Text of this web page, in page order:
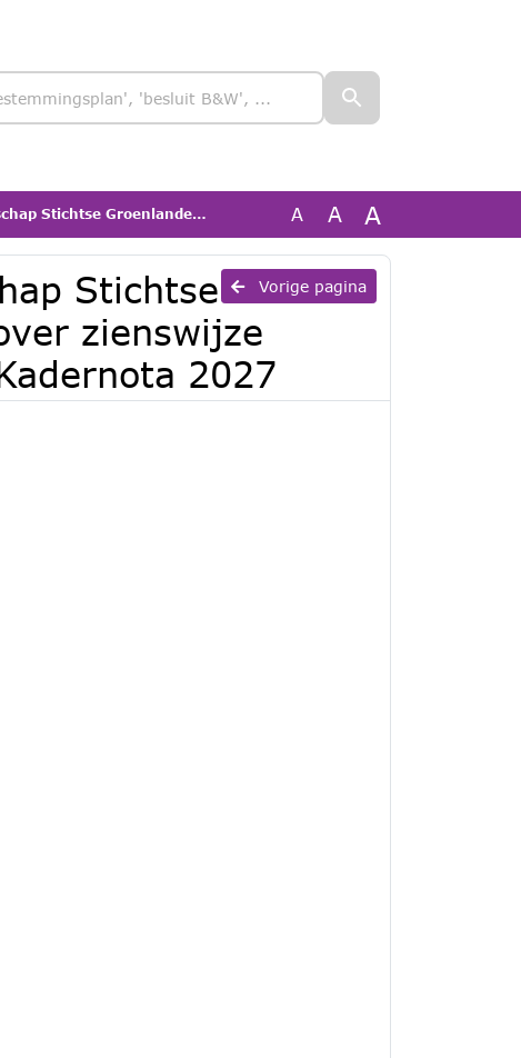
over zienswijze Ontwerp begroting 2027 en Kadernota 2027 A A A
Vorige pagina
Stichtse
zienswijze
2027